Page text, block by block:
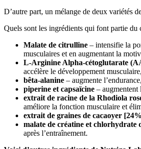
D’autre part, un mélange de deux variétés
Quels sont les ingrédients qui font partie du
Malate de citrulline – intensifie la
musculaires et en augmentant la
L-Arginine Alpha-cétoglutarate
accélère le développement
bêta-alanine – augmente
piperine et capsaïcine – augmentent
extrait de racine de la Rhodiola
améliore la fonction musculaire et
extrait de graines de cacaoyer
malate de créatine et chlorhydrate
après l’entraînement.